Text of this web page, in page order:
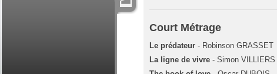
Court Métrage
Le prédateur - Robinson GRASSET
La ligne de vivre - Simon VILLIERS